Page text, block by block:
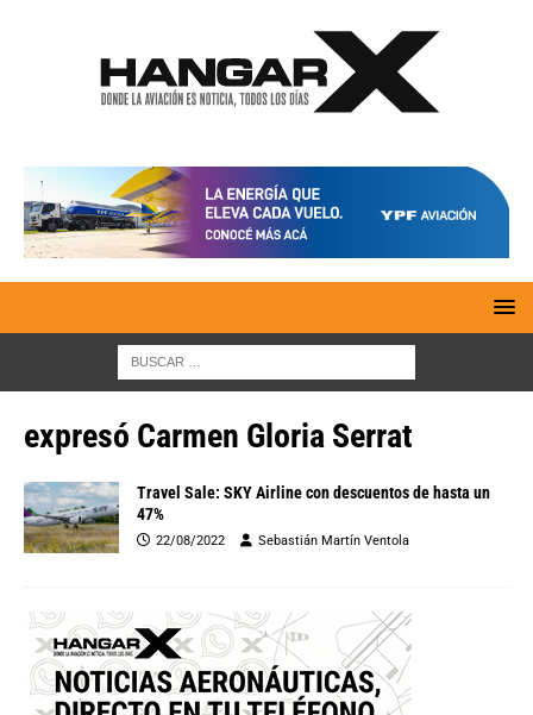
expresó Carmen Gloria Serrat
Travel Sale: SKY Airline con descuentos de hasta un
47%
22/08/2022 Sebastián Martín Ventola